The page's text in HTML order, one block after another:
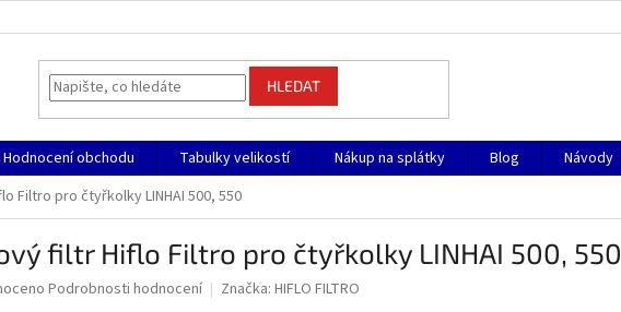
HLEDAT
Hodnocení obchodu Tabulky velikostí Nákup na splátky Blog Návody
Filtro pro čtyřkolky LINHAI 500, 550
filtr Hiflo Filtro pro čtyřkolky LINHAI 500, 550
Podrobnosti hodnocení Značka: HIFLO FILTRO